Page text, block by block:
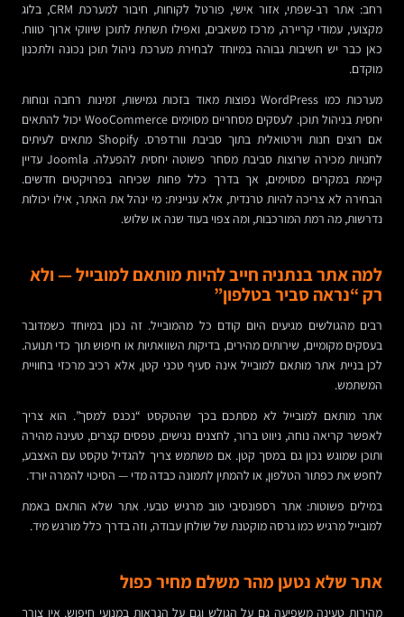
רחב: אתר רב-שפתי, אזור אישי, פורטל לקוחות, חיבור למערכת CRM, בלוג
מקצועי, עמודי קריירה, מרכז משאבים, ואפילו תשתית לתוכן שיווקי ארוך טווח.
כאן כבר יש חשיבות גבוהה במיוחד לבחירת מערכת ניהול תוכן נכונה ולתכנון
מוקדם.
מערכות כמו WordPress נפוצות מאוד בזכות גמישות, זמינות רחבה ונוחות
יחסית בניהול תוכן. לעסקים מסחריים מסוימים WooCommerce יכול להתאים
אם רוצים חנות וירטואלית בתוך סביבת וורדפרס. Shopify מתאים לעיתים
לחנויות מכירה שרוצות סביבת מסחר פשוטה יחסית להפעלה. Joomla עדיין
קיימת במקרים מסוימים, אך בדרך כלל פחות שכיחה בפרויקטים חדשים.
הבחירה לא צריכה להיות טרנדית, אלא עניינית: מי ינהל את האתר, אילו יכולות
נדרשות, מה רמת המורכבות, ומה צפוי בעוד שנה או שלוש.
למה אתר בנתניה חייב להיות מותאם למובייל — ולא
רק “נראה סביר בטלפון”
רבים מהגולשים מגיעים היום קודם כל מהמובייל. זה נכון במיוחד כשמדובר
בעסקים מקומיים, שירותים מהירים, בדיקות השוואתיות או חיפוש תוך כדי תנועה.
לכן בניית אתר מותאם למובייל אינה סעיף טכני קטן, אלא רכיב מרכזי בחוויית
המשתמש.
אתר מותאם למובייל לא מסתכם בכך שהטקסט “נכנס למסך”. הוא צריך
לאפשר קריאה נוחה, ניווט ברור, לחצנים נגישים, טפסים קצרים, טעינה מהירה
ותוכן שמוגש נכון גם במסך קטן. אם משתמש צריך להגדיל טקסט עם האצבע,
לחפש את כפתור הטלפון, או להמתין לתמונה כבדה מדי — הסיכוי להמרה יורד.
במילים פשוטות: אתר רספונסיבי טוב מרגיש טבעי. אתר שלא הותאם באמת
למובייל מרגיש כמו גרסה מוקטנת של שולחן עבודה, וזה בדרך כלל מורגש מיד.
אתר שלא נטען מהר משלם מחיר כפול
מהירות טעינה משפיעה גם על הגולש וגם על הנראות במנועי חיפוש. אין צורך